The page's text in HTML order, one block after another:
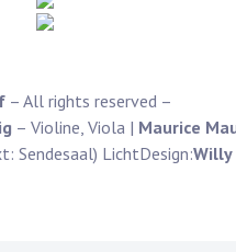
– All rights reserved –
– Violine, Viola | Maurice
Sendesaal) LichtDesign:Willy